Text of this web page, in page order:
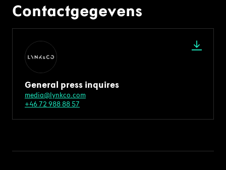
Contactgegevens
General press inquires
media@lynkco.com
+46 72 988 88 57